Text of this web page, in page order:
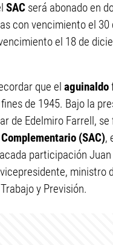
SAC será abonado en
con vencimiento el 30
el 18 de
que el aguinaldo
de 1945. Bajo la
de Edelmiro Farrell,
(SAC),
participación Juan
ministro
y Previsión.